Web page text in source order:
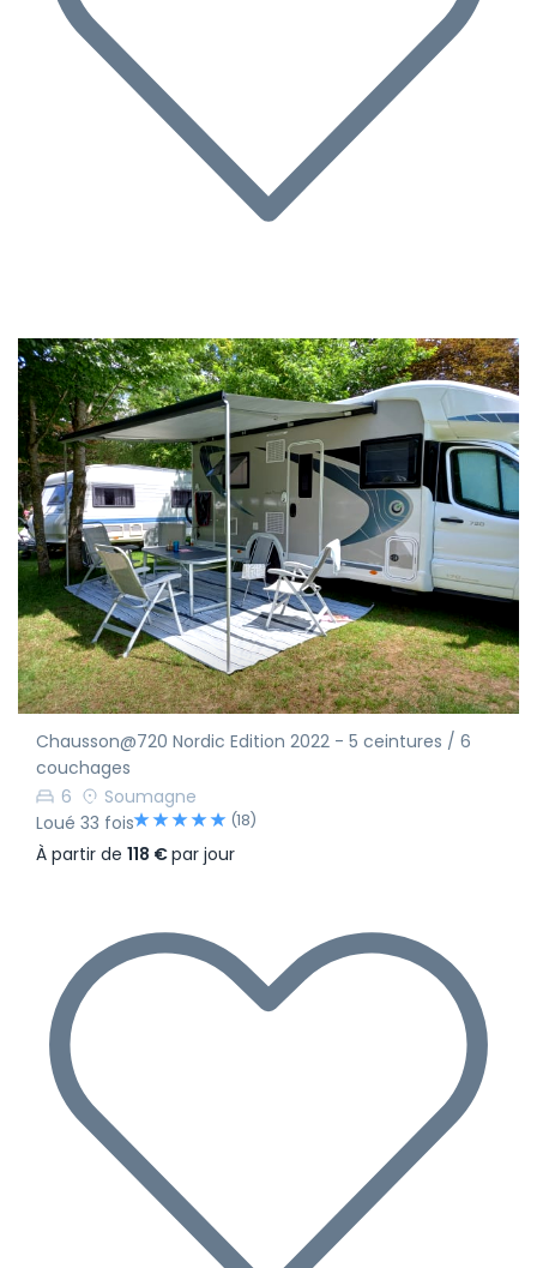
Chausson@720 Nordic Edition 2022 - 5 ceintures / 6
couchages
6
Soumagne
Loué 33 fois
(18)
À partir de 118 €par jour